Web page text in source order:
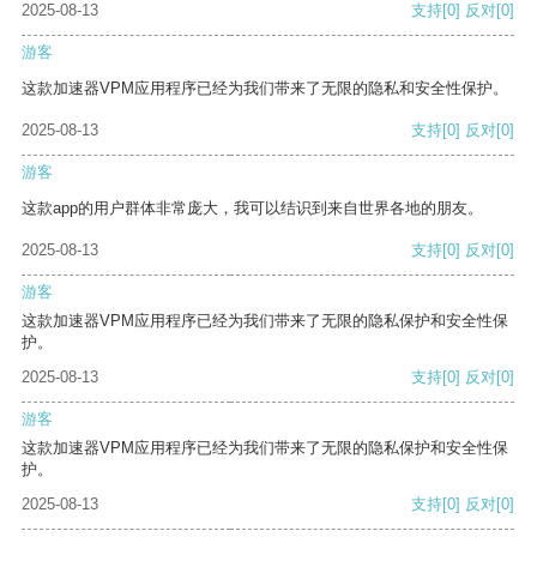
2025-08-13 支持[0] 反对[0]
游客
这款加速器VPM应用程序已经为我们带来了无限的隐私和安全性保护。
2025-08-13 支持[0] 反对[0]
游客
这款app的用户群体非常庞大，我可以结识到来自世界各地的朋友。
2025-08-13 支持[0] 反对[0]
游客
这款加速器VPM应用程序已经为我们带来了无限的隐私保护和安全性保
护。
2025-08-13
支持[0] 反对[0]
游客
这款加速器VPM应用程序已经为我们带来了无限的隐私保护和安全性保
护。
2025-08-13
支持[0] 反对[0]